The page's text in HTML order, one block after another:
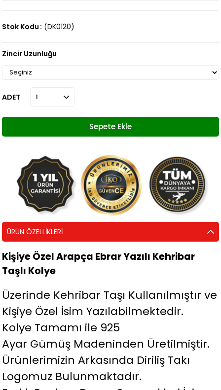
Stok Kodu (DK0120)
Zincir Uzunluğu
ADET
ÜRÜN ÖZELLIKLERI
Kişiye Özel Arapça Ebrar Yazılı Kehribar
Taşlı Kolye
Üzerinde Kehribar Taşı Kullanılmıştır ve
Kişiye Özel İsim Yazılabilmektedir.
Kolye Tamamı ile 925
Ayar Gümüş Madeninden Üretilmiştir.
Ürünlerimizin Arkasında Diriliş Takı
Logomuz Bulunmaktadır.